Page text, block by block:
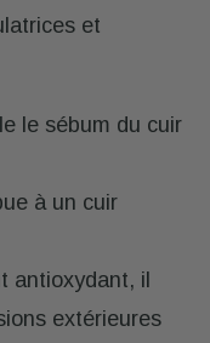
et
le sébum du cuir
à un cuir
antioxydant, il
extérieures